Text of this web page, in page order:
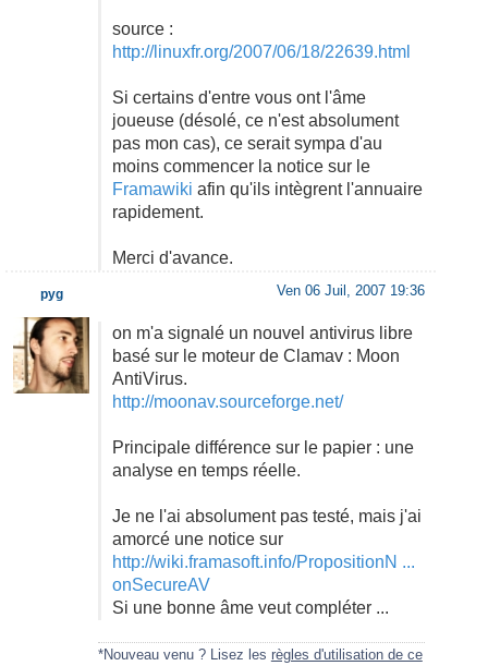
source :
http://linuxfr.org/2007/06/18/22639.html
Si certains d'entre vous ont l'âme
joueuse (désolé, ce n'est absolument
pas mon cas), ce serait sympa d'au
moins commencer la notice sur le
Framawiki afin qu'ils intègrent l'annuaire
rapidement.
Merci d'avance.
Ven 06 Juil, 2007 19:36
on m'a signalé un nouvel antivirus libre
basé sur le moteur de Clamav : Moon
AntiVirus.
http://moonav.sourceforge.net/
Principale différence sur le papier : une
analyse en temps réelle.
Je ne l'ai absolument pas testé, mais j'ai
amorcé une notice sur
http://wiki.framasoft.info/PropositionN ...
onSecureAV
Si une bonne âme veut compléter ...
*Nouveau venu ? Lisez les règles d'utilisation de ce
pyg